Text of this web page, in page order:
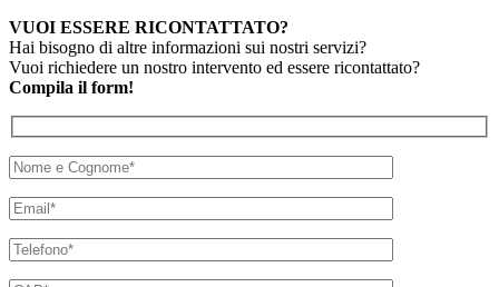
VUOI ESSERE RICONTATTATO?
Hai bisogno di altre informazioni sui nostri servizi?
Vuoi richiedere un nostro intervento ed essere ricontattato?
Compila il form!